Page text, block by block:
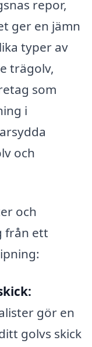
repor,
ger en jämn
typer av
trägolv,
som
i
och
och
från ett
gör en
golvs skick